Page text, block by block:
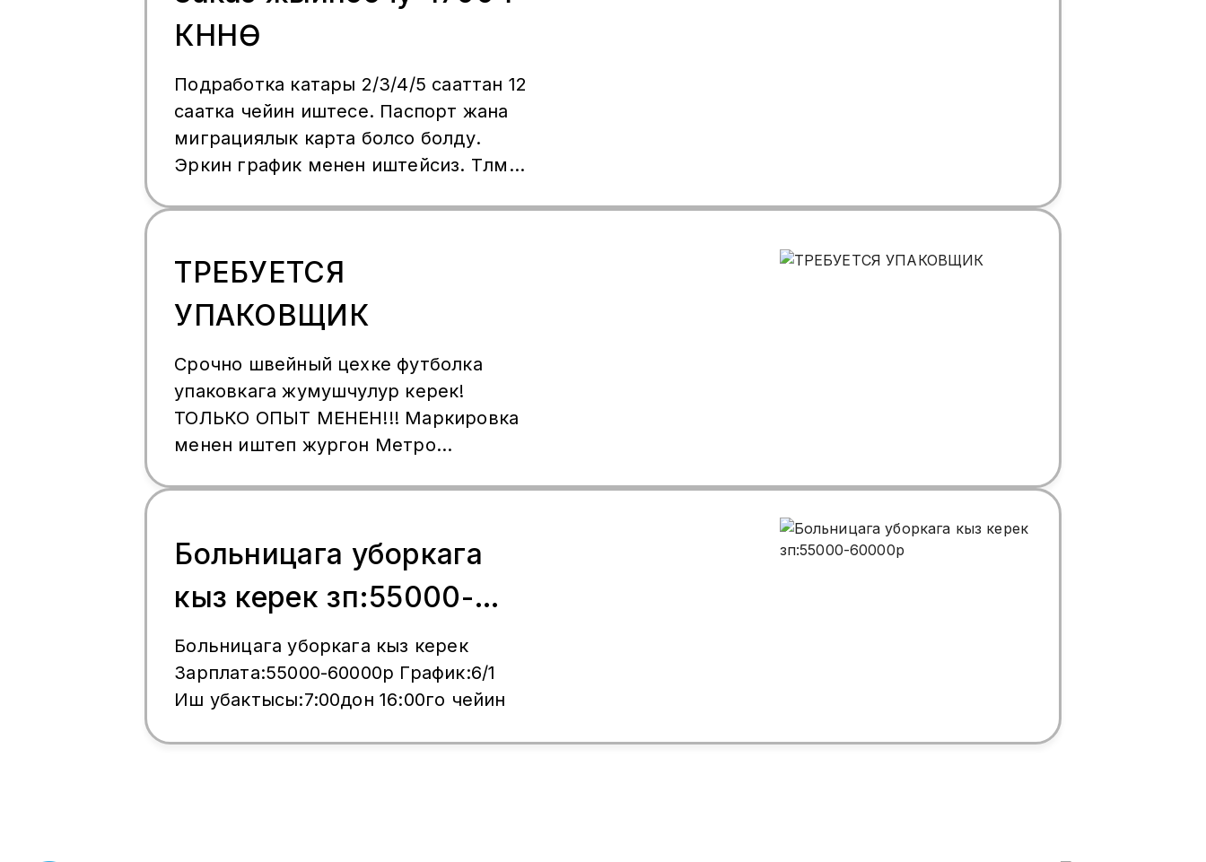
КҮНҮНӨ
Подработка катары 2/3/4/5 сааттан 12
саатка чейин иштесе. Паспорт жана
миграциялык карта болсо болду.
Эркин график менен иштейсиз. Төлөм
тандай аласыз. Ватсапка жазгыла.
ТРЕБУЕТСЯ
УПАКОВЩИК
Срочно швейный цехке футболка
упаковкага жумушчулур керек!
ТОЛЬКО ОПЫТ МЕНЕН!!! Маркировка
менен иштеп жургон Метро
Больницага уборкага
кыз керек зп:55000-
60000р
Больницага уборкага кыз керек
Зарплата:55000-60000р График:6/1
Иш убактысы:7:00дон 16:00го чейин